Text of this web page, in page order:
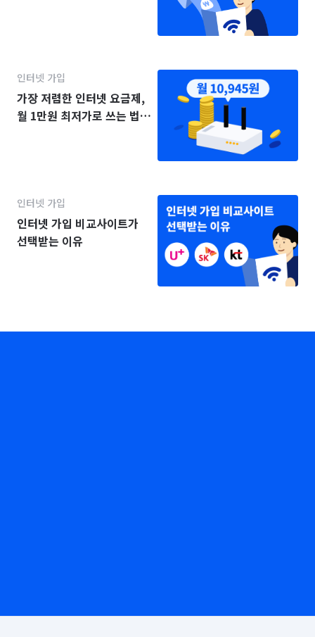
인터넷 가입
가장 저렴한 인터넷 요금제,
월 1만원 최저가로 쓰는 법
인터넷 가입
인터넷 가입 비교사이트가
선택받는 이유